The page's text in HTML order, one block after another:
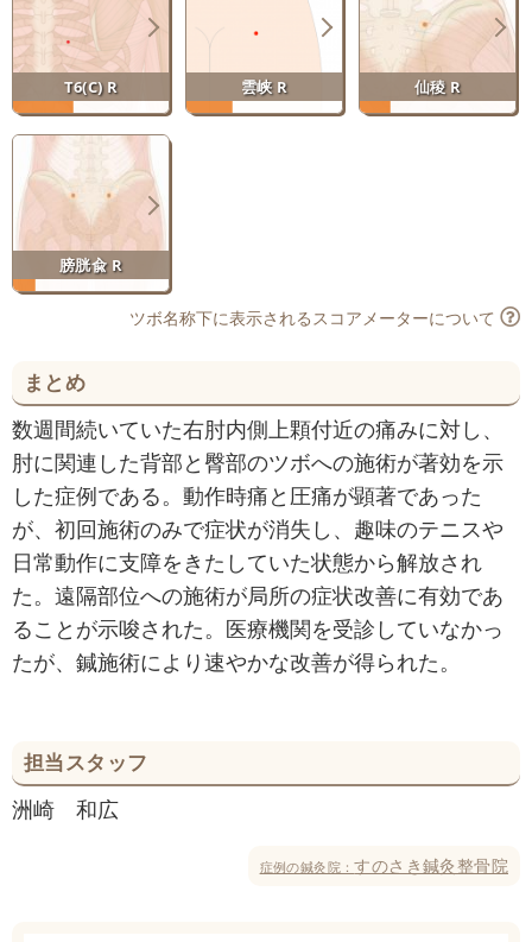
T6(C) R 雲峡 R 仙稜 R
膀胱兪 R
ツボ名称下に表示されるスコアメーターについて
まとめ
数週間続いていた右肘内側上顆付近の痛みに対し、
肘に関連した背部と臀部のツボへの施術が著効を示
した症例である。動作時痛と圧痛が顕著であった
が、初回施術のみで症状が消失し、趣味のテニスや
日常動作に支障をきたしていた状態から解放され
た。遠隔部位への施術が局所の症状改善に有効であ
ることが示唆された。医療機関を受診していなかっ
たが、鍼施術により速やかな改善が得られた。
担当スタッフ
洲崎 和広
症例の鍼灸院：すのさき鍼灸整骨院